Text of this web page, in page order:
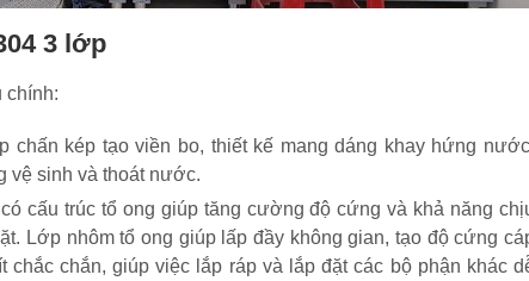
3 lớp
chính:
chấn kép tạo viền bo, thiết kế mang dáng khay hứng
vệ sinh và thoát nước.
cấu trúc tổ ong giúp tăng cường độ cứng và khả năng
Lớp nhôm tổ ong giúp lấp đầy không gian, tạo độ cứng
chắn, giúp việc lắp ráp và lắp đặt các bộ phận khác